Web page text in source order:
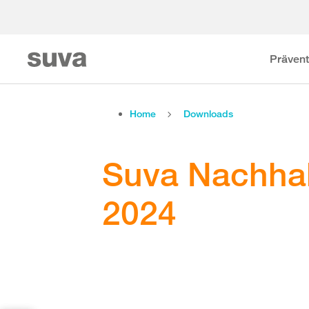
Home Downloads
Suva
2024